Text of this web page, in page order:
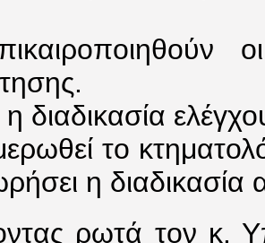
η διαδικασία
το
η
ρωτά τον κ.